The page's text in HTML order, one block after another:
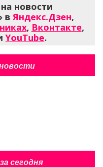
новости
вЯндекс.Дзен,
, Вконтакте,
YouTube.
сегодня